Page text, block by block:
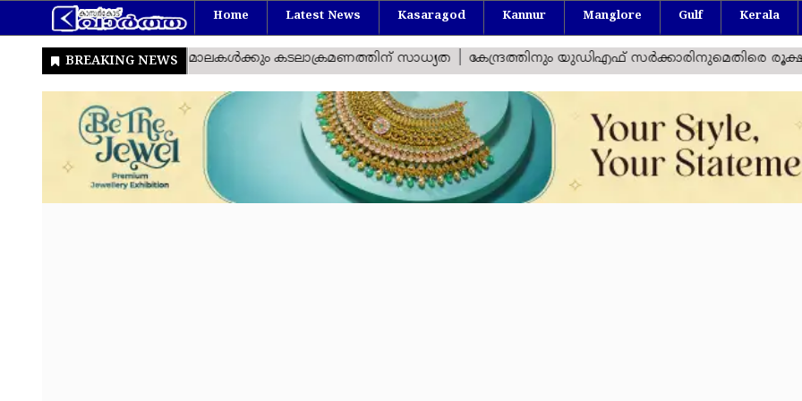
Home Latest News Kasaragod Kannur Manglore Gulf Kerala